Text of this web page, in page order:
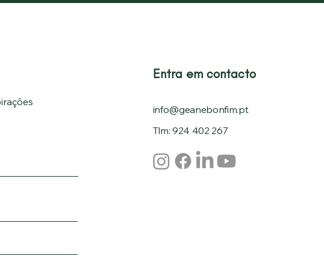
Entra em contacto
info@geanebonfim.pt
Tlm: 924 402 267